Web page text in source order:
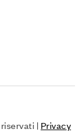
| Privacy